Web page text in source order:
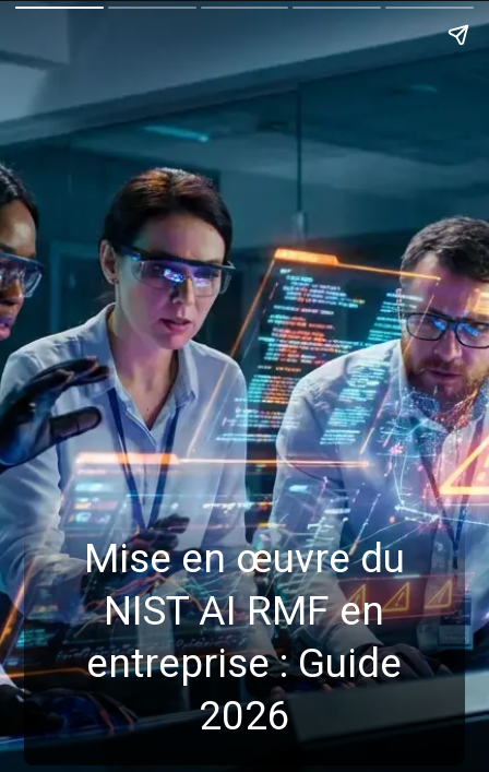
Mise en œuvre du
NIST AI RMF en
entreprise : Guide
2026